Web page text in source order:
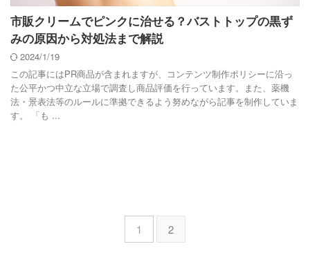
市販クリームでピンクに治せる？バストトップの黒ず
みの原因から対処法まで解説
2024/1/19
この記事にはPR商品が含まれますが、コンテンツ制作ポリシーに沿っ
た公平かつ中立な立場で調査し商品評価を行っています。また、薬機
法・景表法等のルールに準拠できるよう努めながら記事を制作していま
す。 「も ...
1 2